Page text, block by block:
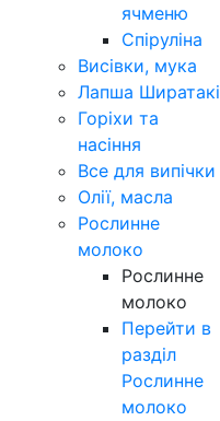
ячменю
Спіруліна
Висівки, мука
Лапша Ширатакі
Горіхи та
насіння
Все для випічки
Олії, масла
Рослинне
молоко
Рослинне
молоко
Перейти в
разділ
Рослинне
молоко